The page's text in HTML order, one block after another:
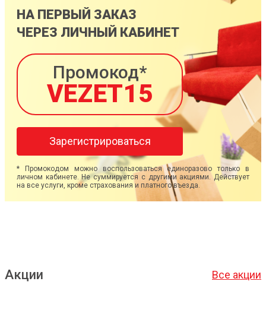
НА ПЕРВЫЙ ЗАКАЗ
ЧЕРЕЗ ЛИЧНЫЙ КАБИНЕТ
Промокод*
VEZET15
Зарегистрироваться
* Промокодом можно воспользоваться единоразово только в
личном кабинете. Не суммируется с другими акциями. Действует
на все услуги, кроме страхования и платного въезда.
Акции Все акции